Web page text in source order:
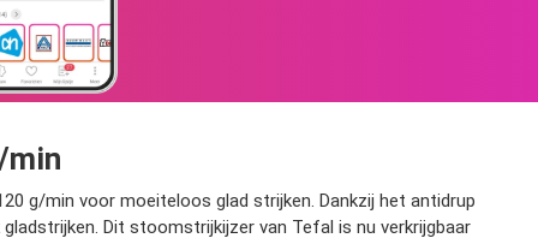
min
g/min voor moeiteloos glad strijken. Dankzij het antidrup
Dit stoomstrijkijzer van Tefal is nu verkrijgbaar